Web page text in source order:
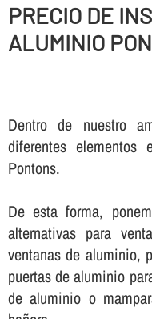
PRECIO DE
ALUMINIO
Dentro de nuestro
diferentes
Pontons.
De esta forma,
alternativas para
ventanas de aluminio,
puertas de aluminio
de aluminio o